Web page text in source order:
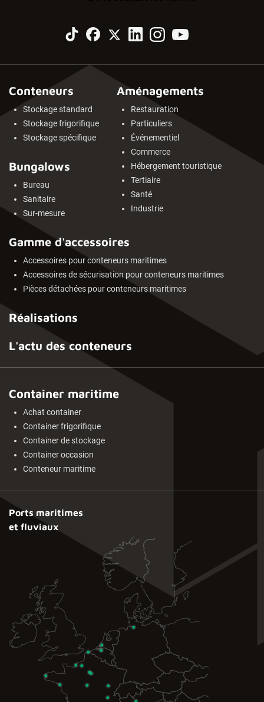
Conteneurs
Stockage standard
Stockage frigorifique
Stockage spécifique
Bungalows
Bureau
Sanitaire
Sur-mesure
Aménagements
Restauration
Particuliers
Événementiel
Commerce
Hébergement touristique
Tertiaire
Santé
Industrie
Gamme d'accessoires
Accessoires pour conteneurs maritimes
Accessoires de sécurisation pour conteneurs maritimes
Pièces détachées pour conteneurs maritimes
Réalisations
L'actu des conteneurs
Container maritime
Achat container
Container frigorifique
Container de stockage
Container occasion
Conteneur maritime
Ports maritimes
et fluviaux